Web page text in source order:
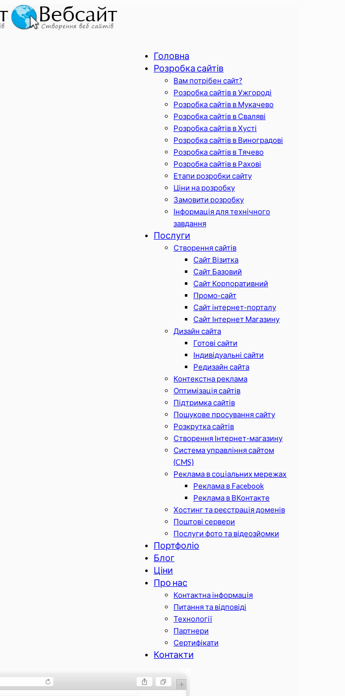
Головна
Розробка сайтів
Вам потрібен сайт?
Розробка сайтів в Ужгороді
Розробка сайтів в Мукачево
Розробка сайтів в Сваляві
Розробка сайтів в Хусті
Розробка сайтів в Виноградові
Розробка сайтів в Тячево
Розробка сайтів в Рахові
Етапи розробки сайту
Ціни на розробку
Замовити розробку
Інформація для технічного
завдання
Послуги
Створення сайтів
Сайт Візитка
Сайт Базовий
Сайт Корпоративний
Промо-сайт
Сайт інтернет-порталу
Сайт Інтернет Магазину
Дизайн сайта
Готові сайти
Індивідуальні сайти
Редизайн сайта
Контекстна реклама
Оптимізація сайтів
Підтримка сайтів
Пошукове просування сайту
Розкрутка сайтів
Створення Інтернет-магазину
Система управління сайтом
(CMS)
Реклама в соціальних мережах
Реклама в Facebook
Реклама в ВКонтакте
Хостинг та реєстрація доменів
Поштові сервери
Послуги фото та відеозйомки
Портфоліо
Блог
Ціни
Про нас
Контактна інформація
Питання та відповіді
Технології
Партнери
Сертифікати
Контакти